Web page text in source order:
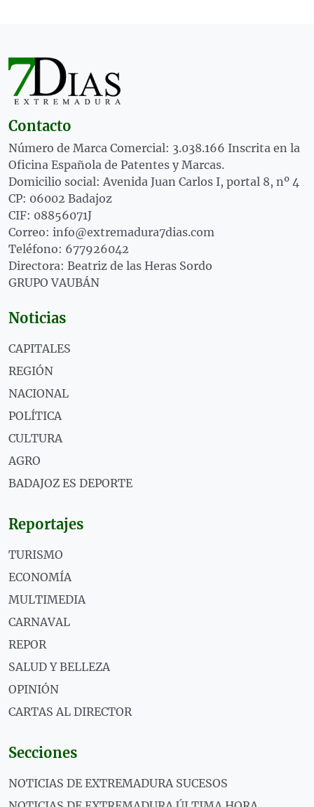
Contacto
Número de Marca Comercial: 3.038.166 Inscrita en la
Oficina Española de Patentes y Marcas.
Domicilio social: Avenida Juan Carlos I, portal 8, nº 4
CP: 06002 Badajoz
CIF: 08856071J
Correo: info@extremadura7dias.com
Teléfono: 677926042
Directora: Beatriz de las Heras Sordo
GRUPO VAUBÁN
Noticias
CAPITALES
REGIÓN
NACIONAL
POLÍTICA
CULTURA
AGRO
BADAJOZ ES DEPORTE
Reportajes
TURISMO
ECONOMÍA
MULTIMEDIA
CARNAVAL
REPOR
SALUD Y BELLEZA
OPINIÓN
CARTAS AL DIRECTOR
Secciones
NOTICIAS DE EXTREMADURA SUCESOS